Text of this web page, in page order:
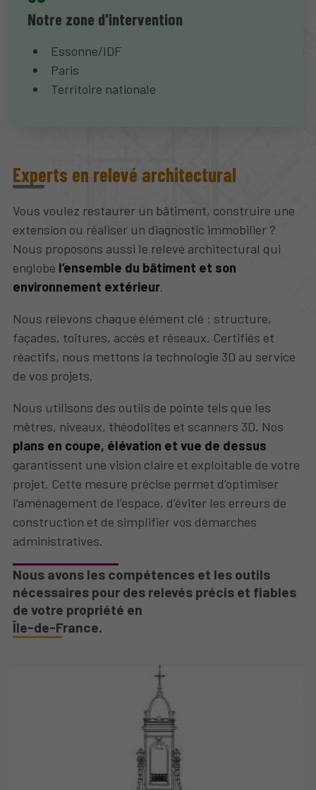
Notre zone d'intervention
Essonne/IDF
Paris
Territoire nationale
Experts en relevé architectural
Vous voulez restaurer un bâtiment, construire une
extension ou réaliser un diagnostic immobilier ?
Nous proposons aussi le relevé architectural qui
englobe l’ensemble du bâtiment et son
environnement extérieur.
Nous relevons chaque élément clé : structure,
façades, toitures, accès et réseaux. Certifiés et
réactifs, nous mettons la technologie 3D au service
de vos projets.
Nous utilisons des outils de pointe tels que les
mètres, niveaux, théodolites et scanners 3D. Nos
plans en coupe, élévation et vue de dessus
garantissent une vision claire et exploitable de votre
projet. Cette mesure précise permet d’optimiser
l’aménagement de l’espace, d’éviter les erreurs de
construction et de simplifier vos démarches
administratives.
Nous avons les compétences et les outils
nécessaires pour des relevés précis et fiables
de votre propriété en
Île-de-France.